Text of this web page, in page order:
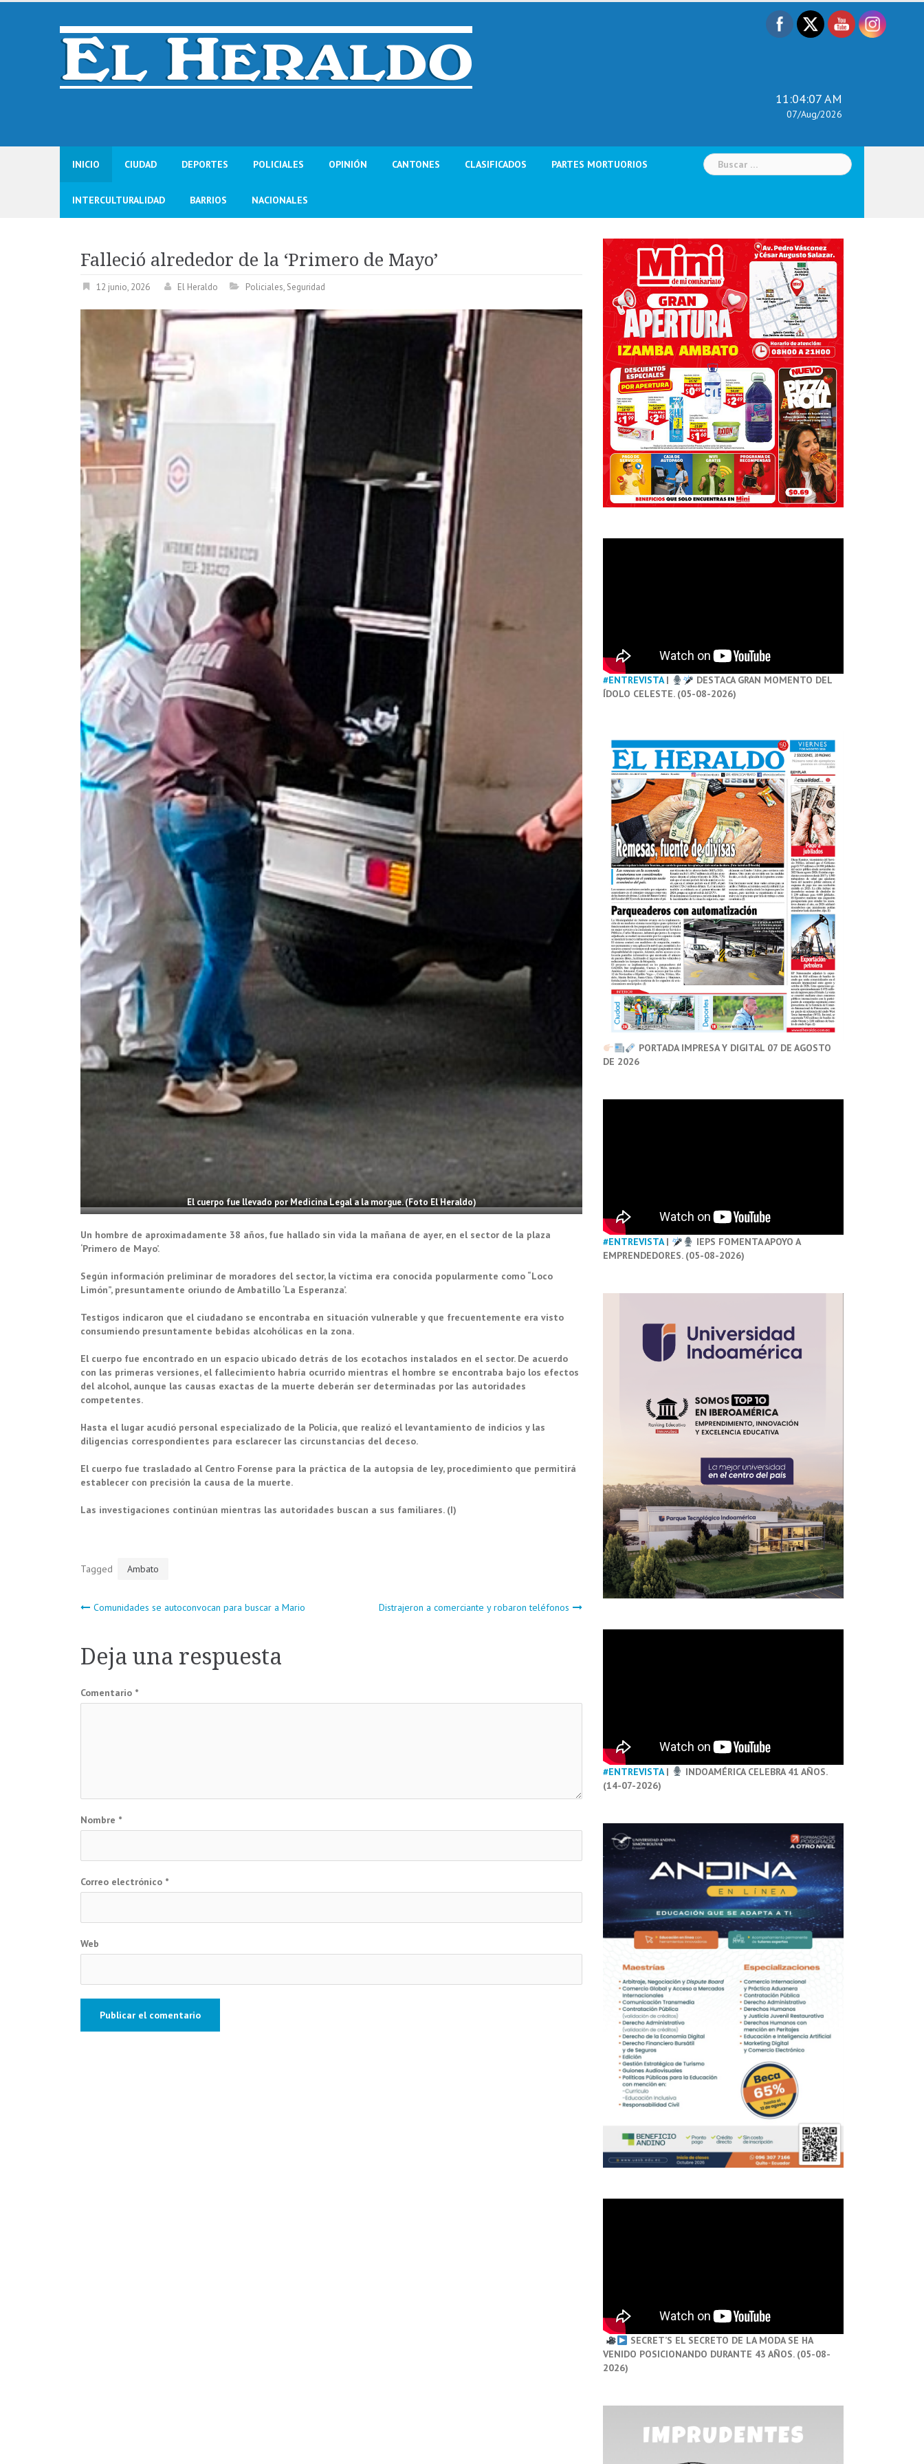
Skip
11:04:08 AM
07/Aug/2026
INICIO CIUDAD DEPORTES POLICIALES OPINIÓN CANTONES CLASIFICADOS PARTES MORTUORIOS
INTERCULTURALIDAD BARRIOS NACIONALES
Buscar:
Falleció alrededor de la ‘Primero de Mayo’
12 junio, 2026 El Heraldo Policiales, Seguridad
El cuerpo fue llevado por Medicina Legal a la morgue. (Foto El Heraldo)
Un hombre de aproximadamente 38 años, fue hallado sin vida la mañana de ayer, en el sector de la plaza
‘Primero de Mayo’.
Según información preliminar de moradores del sector, la víctima era conocida popularmente como “Loco
Limón”, presuntamente oriundo de Ambatillo ‘La Esperanza’.
Testigos indicaron que el ciudadano se encontraba en situación vulnerable y que frecuentemente era visto
consumiendo presuntamente bebidas alcohólicas en la zona.
El cuerpo fue encontrado en un espacio ubicado detrás de los ecotachos instalados en el sector. De acuerdo
con las primeras versiones, el fallecimiento habría ocurrido mientras el hombre se encontraba bajo los efectos
del alcohol, aunque las causas exactas de la muerte deberán ser determinadas por las autoridades
competentes.
Hasta el lugar acudió personal especializado de la Policía, que realizó el levantamiento de indicios y las
diligencias correspondientes para esclarecer las circunstancias del deceso.
El cuerpo fue trasladado al Centro Forense para la práctica de la autopsia de ley, procedimiento que permitirá
establecer con precisión la causa de la muerte.
Las investigaciones continúan mientras las autoridades buscan a sus familiares. (I)
Tagged Ambato
Navegación
de
entradas
Comunidades se autoconvocan para buscar a Mario Distrajeron a comerciante y robaron teléfonos
Deja una respuesta
Comentario *
Nombre *
Correo electrónico *
Web
#ENTREVISTA|
DESTACA GRAN MOMENTO DEL
ÍDOLO CELESTE. (05-08-2026)
PORTADA IMPRESA Y DIGITAL 07 DE AGOSTO
DE 2026
#ENTREVISTA|
IEPS FOMENTA APOYO A
EMPRENDEDORES. (05-08-2026)
#ENTREVISTA|
INDOAMÉRICA CELEBRA 41 AÑOS.
(14-07-2026)
SECRET’S EL SECRETO DE LA MODA SE HA
VENIDO POSICIONANDO DURANTE 43 AÑOS. (05-08-
2026)